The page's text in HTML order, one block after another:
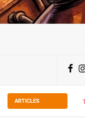
ARTICLES